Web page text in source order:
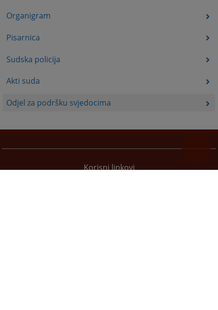
Organigram
Pisarnica
Sudska policija
Akti suda
Odjel za podršku svjedocima
Korisni linkovi